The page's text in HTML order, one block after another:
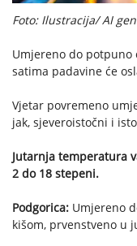
Foto: Ilustracija/ AI
Umjereno do
satima padavine će
Vjetar povremeno
jak, sjeveroistočni i
Jutarnja temperatura
2 do 18 stepeni.
Podgorica: Umjereno
kišom, prvenstveno u